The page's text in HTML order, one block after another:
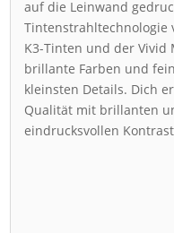
auf die Leinwand
Tintenstrahltechnologie
K3-Tinten und der Vivid
brillante Farben und
kleinsten Details. Dich
Qualität mit brillanten
eindrucksvollen